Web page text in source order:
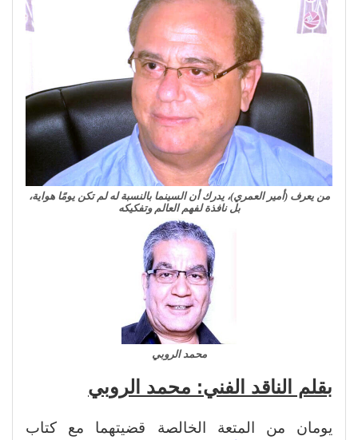
من يعرف (أمير العمري)، يدرك أن السينما بالنسبة له لم تكن يومًا هواية،
بل نافذة لفهم العالم وتفكيكه
محمد الروبي
بقلم الناقد الفني: محمد الروبي
يومان من المتعة الخالصة قضيتهما مع كتاب